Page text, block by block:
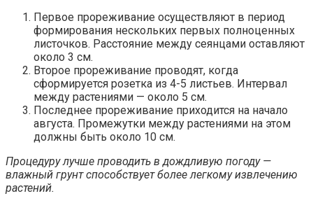
Первое прореживание осуществляют в период
формирования нескольких первых полноценных
листочков. Расстояние между сеянцами оставляют
около 3 см.
Второе прореживание проводят, когда
сформируется розетка из 4-5 листьев. Интервал
между растениями — около 5 см.
Последнее прореживание приходится на начало
августа. Промежутки между растениями на этом
должны быть около 10 см.
Процедуру лучше проводить в дождливую погоду —
влажный грунт способствует более легкому извлечению
растений.